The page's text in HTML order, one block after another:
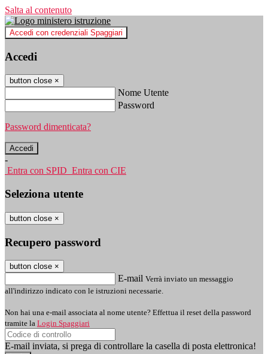
Salta al contenuto
Accedi con credenziali Spaggiari
Accedi
button close ×
Nome Utente
Password
Password dimenticata?
-
Entra con SPID Entra con CIE
Seleziona utente
button close ×
Recupero password
button close ×
E-mail Verrà inviato un messaggio
all'indirizzo indicato con le istruzioni necessarie.
Non hai una e-mail associata al nome utente? Effettua il reset della password
tramite la Login Spaggiari
E-mail inviata, si prega di controllare la casella di posta elettronica!